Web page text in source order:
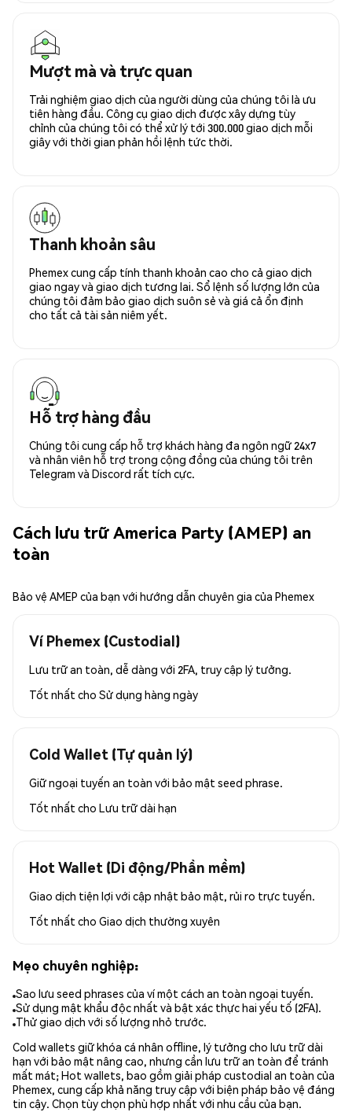
Mượt mà và trực quan
Trải nghiệm giao dịch của người dùng của chúng tôi là ưu
tiên hàng đầu. Công cụ giao dịch được xây dựng tùy
chỉnh của chúng tôi có thể xử lý tới 300.000 giao dịch mỗi
giây với thời gian phản hồi lệnh tức thời.
Thanh khoản sâu
Phemex cung cấp tính thanh khoản cao cho cả giao dịch
giao ngay và giao dịch tương lai. Sổ lệnh số lượng lớn của
chúng tôi đảm bảo giao dịch suôn sẻ và giá cả ổn định
cho tất cả tài sản niêm yết.
Hỗ trợ hàng đầu
Chúng tôi cung cấp hỗ trợ khách hàng đa ngôn ngữ 24x7
và nhân viên hỗ trợ trong cộng đồng của chúng tôi trên
Telegram và Discord rất tích cực.
Cách lưu trữ America Party (AMEP) an
toàn
Bảo vệ AMEP của bạn với hướng dẫn chuyên gia của Phemex
Ví Phemex (Custodial)
Lưu trữ an toàn, dễ dàng với 2FA, truy cập lý tưởng.
Tốt nhất cho Sử dụng hàng ngày
Cold Wallet (Tự quản lý)
Giữ ngoại tuyến an toàn với bảo mật seed phrase.
Tốt nhất cho Lưu trữ dài hạn
Hot Wallet (Di động/Phần mềm)
Giao dịch tiện lợi với cập nhật bảo mật, rủi ro trực tuyến.
Tốt nhất cho Giao dịch thường xuyên
Mẹo chuyên nghiệp:
Sao lưu seed phrases của ví một cách an toàn ngoại tuyến.
Sử dụng mật khẩu độc nhất và bật xác thực hai yếu tố (2FA).
Thử giao dịch với số lượng nhỏ trước.
Cold wallets giữ khóa cá nhân offline, lý tưởng cho lưu trữ dài
hạn với bảo mật nâng cao, nhưng cần lưu trữ an toàn để tránh
mất mát; Hot wallets, bao gồm giải pháp custodial an toàn của
Phemex, cung cấp khả năng truy cập với biện pháp bảo vệ đáng
tin cậy. Chọn tùy chọn phù hợp nhất với nhu cầu của bạn.